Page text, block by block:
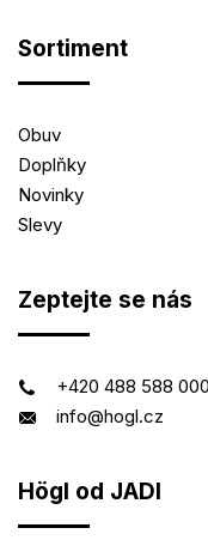
Sortiment
Obuv
Doplňky
Novinky
Slevy
Zeptejte se nás
+420 488 588 000
info@hogl.cz
Högl od JADI